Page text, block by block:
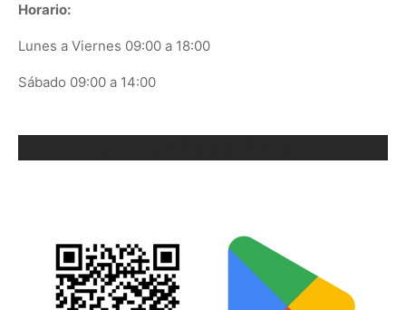
Horario:
Lunes a Viernes 09:00 a 18:00
Sábado 09:00 a 14:00